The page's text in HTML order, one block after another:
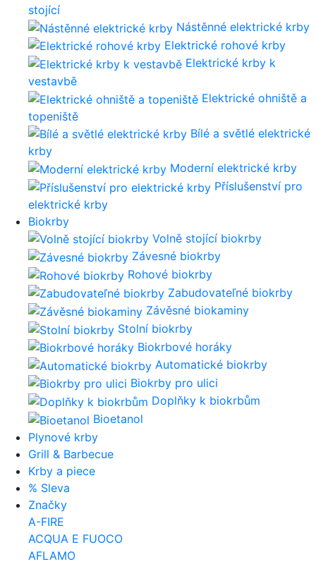
stojící
Nástěnné elektrické krby
Elektrické rohové krby
Elektrické krby k
vestavbě
Elektrické ohniště a
topeniště
Bílé a světlé elektrické
krby
Moderní elektrické krby
Příslušenství pro
elektrické krby
Biokrby
Volně stojící biokrby
Závesné biokrby
Rohové biokrby
Zabudovateľné biokrby
Závěsné biokaminy
Stolní biokrby
Biokrbové horáky
Automatické biokrby
Biokrby pro ulici
Doplňky k biokrbům
Bioetanol
Plynové krby
Grill & Barbecue
Krby a piece
% Sleva
Značky
A-FIRE
ACQUA E FUOCO
AFLAMO